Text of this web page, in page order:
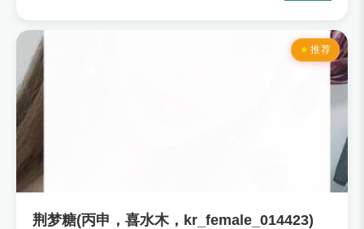
推荐
荆梦糖(丙申，喜水木，kr_female_014423)